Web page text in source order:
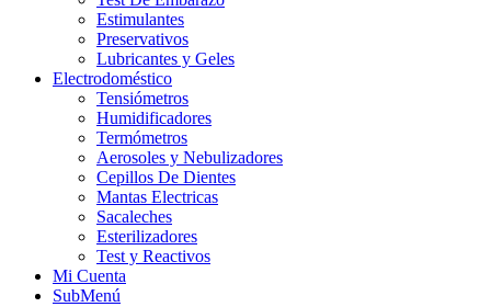
Estimulantes
Preservativos
Lubricantes y Geles
Electrodoméstico
Tensiómetros
Humidificadores
Termómetros
Aerosoles y Nebulizadores
Cepillos De Dientes
Mantas Electricas
Sacaleches
Esterilizadores
Test y Reactivos
Mi Cuenta
SubMenú